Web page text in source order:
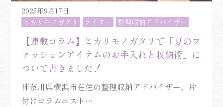
2025年9月17日
ヒカリモノガタリ
ライター 整理収納アドバイザー
【連載コラム】ヒカリモノガタリで「夏のフ
ァッションアイテムのお手入れと収納術」に
ついて書きました！
神奈川県横浜市在住の整理収納アドバイザー、片
付けコラムニスト…